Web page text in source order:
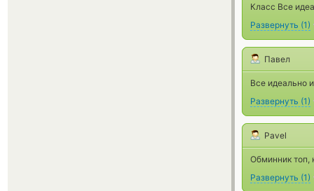
Класс Все
Развернуть (1)
Павел
Все идеально
Развернуть (1)
Pavel
Обминник топ,
Развернуть (1)